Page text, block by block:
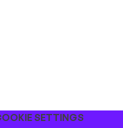
SETTINGS